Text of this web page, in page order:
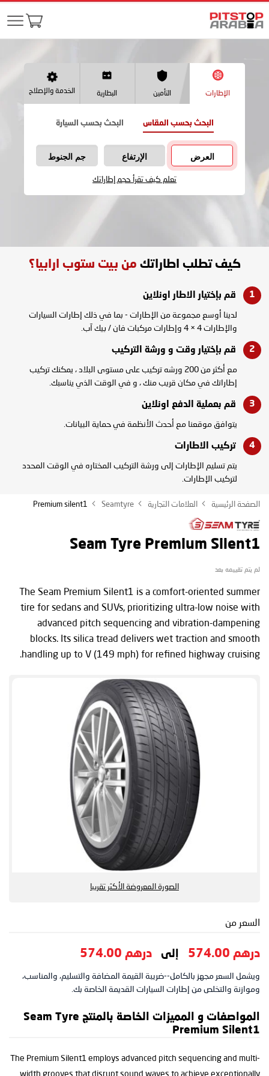
الإطارات التأمين البطارية الخدمة والإصلاح
البحث بحسب المقاس البحث بحسب السيارة
العرض الإرتفاع جم الجنوط
تعلم كيف تقرأ حجم إطاراتك
كيف تطلب اطاراتك من بيت ستوب ارابيا؟
قم بإختيار الاطار اونلاين
لدينا أوسع مجموعة من الإطارات - بما في ذلك إطارات السيارات
والإطارات 4 × 4 وإطارات مركبات فان / بيك آب.
قم بإختيار وقت و ورشة التركيب
مع أكثر من 200 ورشه تركيب على مستوى البلاد ، يمكنك تركيب
إطاراتك في مكان قريب منك ، و في الوقت الذي يناسبك.
قم بعملية الدفع اونلاين
يتوافق موقعنا مع أحدث الأنظمة في حماية البيانات.
تركيب الاطارات
يتم تسليم الإطارات إلى ورشة التركيب المختاره في الوقت المحدد
لتركيب الإطارات.
الصفحة الرئيسية العلامات التجارية Seamtyre
Premium silent1
Seam Tyre Premium Silent1
لم يتم تقييمه بعد
The Seam Premium Silent1 is a comfort-oriented summer
tire for sedans and SUVs, prioritizing ultra-low noise with
advanced pitch sequencing and vibration-dampening
blocks. Its silica tread delivers wet traction and smooth
handling up to V (149 mph) for refined highway cruising.
الصورة المعروضة الأكثر تقريبا
السعر من
درهم 574.00 إلى درهم 574.00
ويشمل السعر مجهز بالكامل--ضريبة القيمة المضافة والتسليم، والمناسب،
وموازنة والتخلص من إطارات السيارات القديمة الخاصة بك.
المواصفات و المميزات الخاصة بالمنتج Seam Tyre
Premium Silent1
The Premium Silent1 employs advanced pitch sequencing and multi-
width grooves that disrupt sound waves to achieve exceptionally